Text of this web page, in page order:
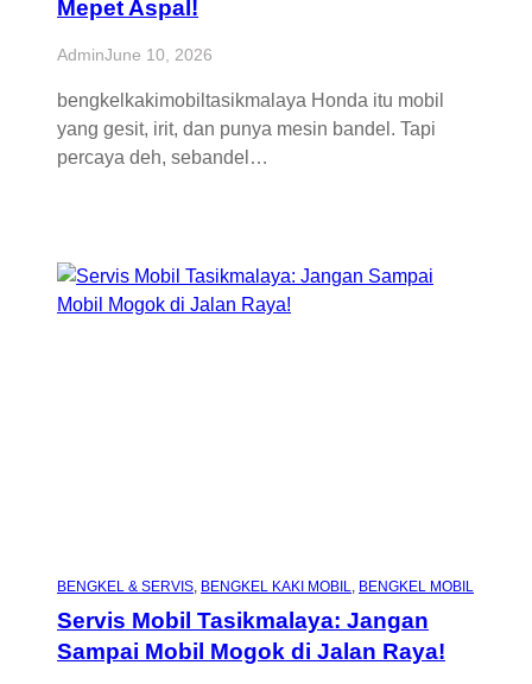
Mepet Aspal!
AdminJune 10, 2026
bengkelkakimobiltasikmalaya Honda itu mobil
yang gesit, irit, dan punya mesin bandel. Tapi
percaya deh, sebandel…
BENGKEL & SERVIS, BENGKEL KAKI MOBIL, BENGKEL MOBIL
Servis Mobil Tasikmalaya: Jangan
Sampai Mobil Mogok di Jalan Raya!